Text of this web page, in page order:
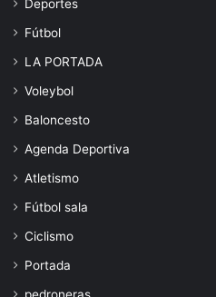
Deportes
Fútbol
LA PORTADA
Voleybol
Baloncesto
Agenda Deportiva
Atletismo
Fútbol sala
Ciclismo
Portada